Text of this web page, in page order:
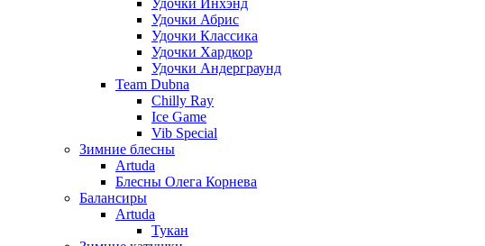
Удочки Абрис
Удочки Классика
Удочки Хардкор
Удочки Андерграунд
Team Dubna
Chilly Ray
Ice Game
Vib Special
Зимние блесны
Artuda
Блесны Олега Корнева
Балансиры
Artuda
Тукан